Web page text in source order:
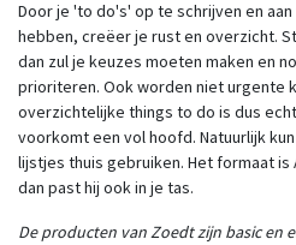
Door je 'to do's' op te schrijven en
hebben, creëer je rust en overzicht.
dan zul je keuzes moeten maken en
prioriteren. Ook worden niet urgente
overzichtelijke things to do is dus
voorkomt een vol hoofd. Natuurlijk
lijstjes thuis gebruiken. Het formaat is
dan past hij ook in je tas.
De producten van Zoedt zijn basic en